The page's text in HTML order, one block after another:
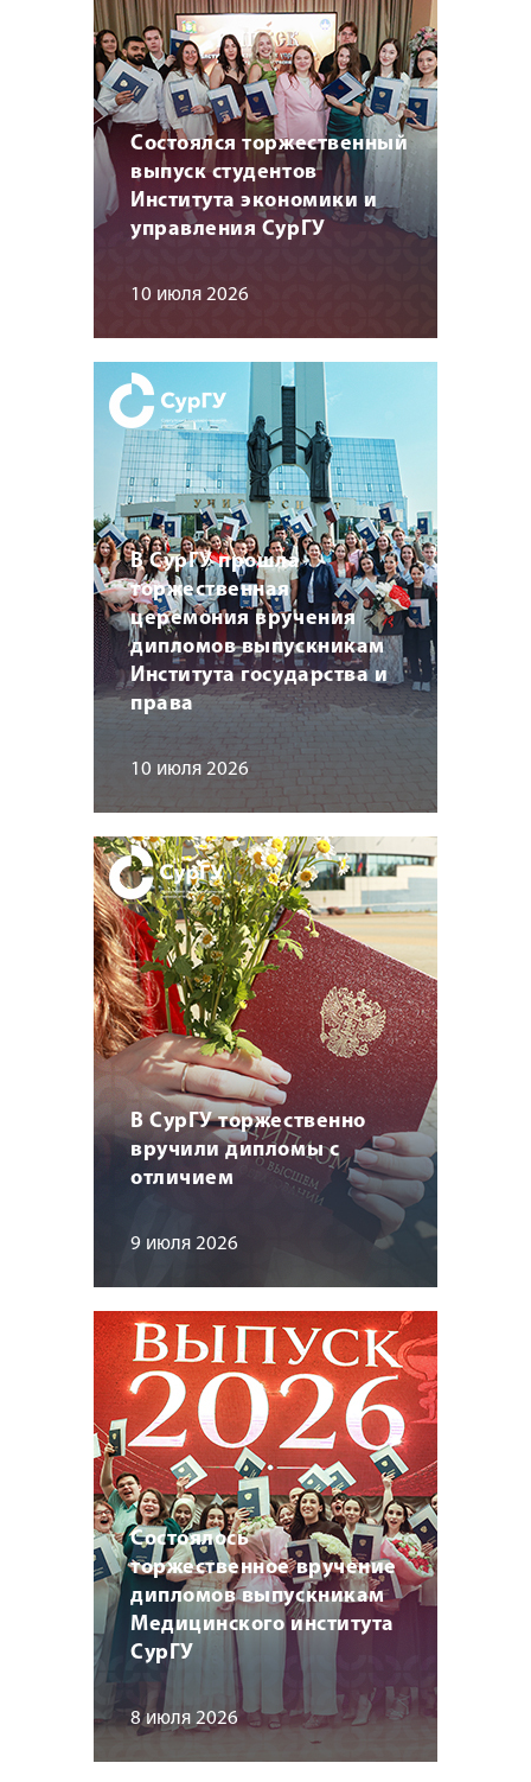
Состоялся торжественный
выпуск студентов
Института экономики и
управления СурГУ
10 июля 2026
В СурГУ прошла
торжественная
церемония вручения
дипломов выпускникам
Института государства и
права
10 июля 2026
В СурГУ торжественно
вручили дипломы с
отличием
9 июля 2026
Состоялось
торжественное вручение
дипломов выпускникам
Медицинского института
СурГУ
8 июля 2026